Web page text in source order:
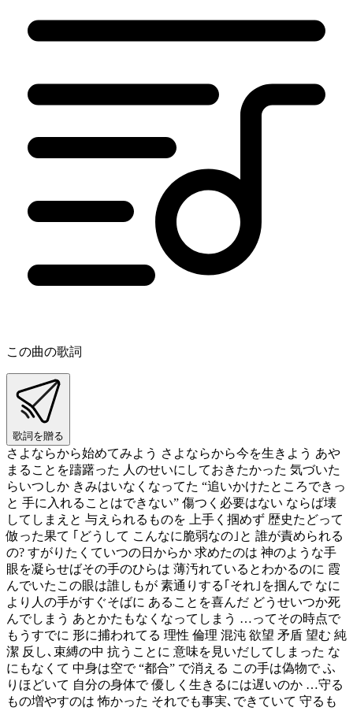
この曲の歌詞
歌詞を贈る
さよならから始めてみよう さよならから今を生きよう あや
まることを躊躇った 人のせいにしておきたかった 気づいた
らいつしか きみはいなくなってた “追いかけたところできっ
と 手に入れることはできない” 傷つく必要はない ならば壊
してしまえと 与えられるものを 上手く掴めず 歴史たどって
倣った果て ｢どうして こんなに脆弱なの｣と 誰が責められる
の? すがりたくていつの日からか 求めたのは 神のような手
眼を凝らせばその手のひらは 薄汚れているとわかるのに 霞
んでいたこの眼は誰しもが 素通りする｢それ｣を掴んで なに
より人の手がすぐそばに あることを喜んだ どうせいつか死
んでしまう あとかたもなくなってしまう …ってその時点で
もうすでに 形に捕われてる 理性 倫理 混沌 欲望 矛盾 望む 純
潔 反し､束縛の中 抗うことに 意味を見いだしてしまった な
にもなくて 中身は空で “都合” で消える この手は偽物で ふ
りほどいて 自分の身体で 優しく生きるには遅いのか …守る
もの増やすのは 怖かった それでも事実､できていて 守るも